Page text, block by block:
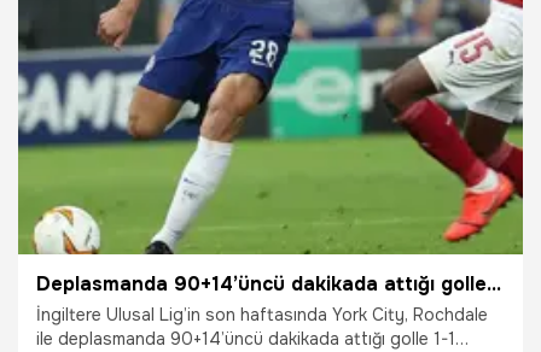
Deplasmanda 90+14’üncü dakikada attığı golle şampiyon oldu
İngiltere Ulusal Lig’in son haftasında York City, Rochdale
ile deplasmanda 90+14’üncü dakikada attığı golle 1-1